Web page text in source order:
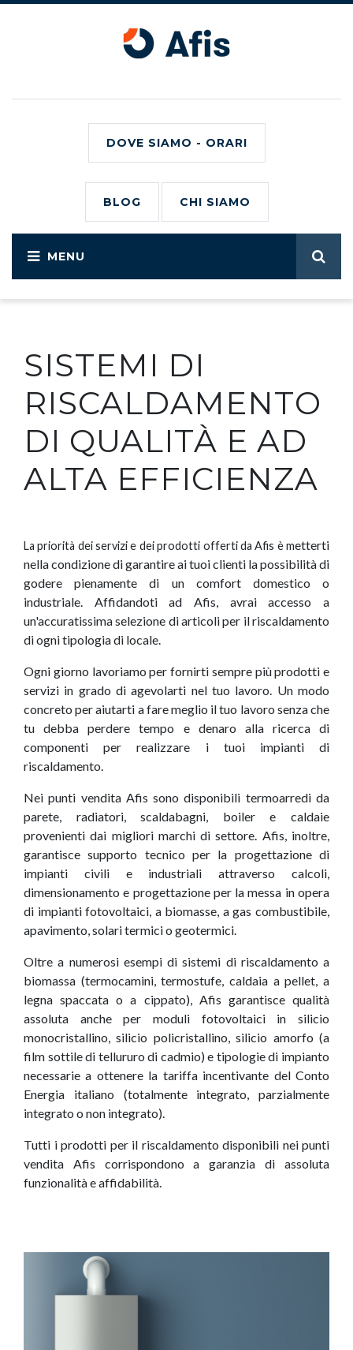
DOVE SIAMO - ORARI
BLOG CHI SIAMO
SISTEMI DI
RISCALDAMENTO
DI QUALITÀ E AD
ALTA EFFICIENZA
La priorità dei servizi e dei prodotti offerti da Afis è metterti
nella condizione di garantire ai tuoi clienti la possibilità di
godere pienamente di un comfort domestico o
industriale. Affidandoti ad Afis, avrai accesso a
un'accuratissima selezione di articoli per il riscaldamento
di ogni tipologia di locale.
Ogni giorno lavoriamo per fornirti sempre più prodotti e
servizi in grado di agevolarti nel tuo lavoro. Un modo
concreto per aiutarti a fare meglio il tuo lavoro senza che
tu debba perdere tempo e denaro alla ricerca di
componenti per realizzare i tuoi impianti di
riscaldamento.
Nei punti vendita Afis sono disponibili termoarredi da
parete, radiatori, scaldabagni, boiler e caldaie
provenienti dai migliori marchi di settore. Afis, inoltre,
garantisce supporto tecnico per la progettazione di
impianti civili e industriali attraverso calcoli,
dimensionamento e progettazione per la messa in opera
di impianti fotovoltaici, a biomasse, a gas combustibile,
apavimento, solari termici o geotermici.
Oltre a numerosi esempi di sistemi di riscaldamento a
biomassa (termocamini, termostufe, caldaia a pellet, a
legna spaccata o a cippato), Afis garantisce qualità
assoluta anche per moduli fotovoltaici in silicio
monocristallino, silicio policristallino, silicio amorfo (a
film sottile di tellururo di cadmio) e tipologie di impianto
necessarie a ottenere la tariffa incentivante del Conto
Energia italiano (totalmente integrato, parzialmente
integrato o non integrato).
Tutti i prodotti per il riscaldamento disponibili nei punti
vendita Afis corrispondono a garanzia di assoluta
funzionalità e affidabilità.